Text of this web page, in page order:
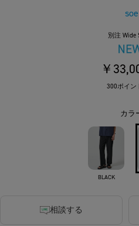
soe
別注 Wide
￥
300ポイン
カラ
BLACK
相談する